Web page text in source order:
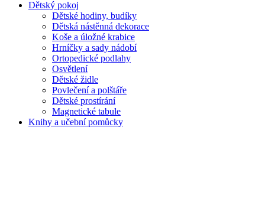
Dětský pokoj
Dětské hodiny, budíky
Dětská nástěnná dekorace
Koše a úložné krabice
Hrníčky a sady nádobí
Ortopedické podlahy
Osvětlení
Dětské židle
Povlečení a polštáře
Dětské prostírání
Magnetické tabule
Knihy a učební pomůcky